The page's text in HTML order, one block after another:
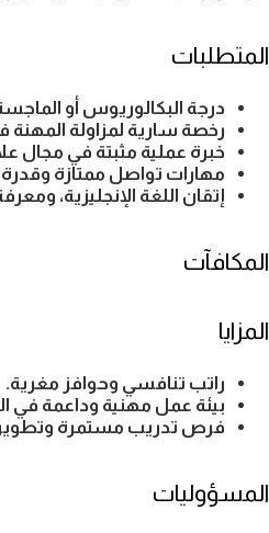
المتطلبات
درجة البكالوريوس أو
رخصة سارية لمزاولة المهنة
خبرة عملية مثبتة في مجال
مهارات تواصل ممتازة وقدرة
إتقان اللغة الإنجليزية،
المكافآت
المزايا
راتب تنافسي وحوافز مغرية.
بيئة عمل مهنية وداعمة في
فرص تدريب مستمرة
المسؤوليات